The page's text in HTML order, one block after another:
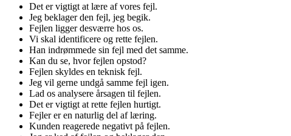
Det er vigtigt at lære af vores fejl.
Jeg beklager den fejl, jeg begik.
Fejlen ligger desværre hos os.
Vi skal identificere og rette fejlen.
Han indrømmede sin fejl med det samme.
Kan du se, hvor fejlen opstod?
Fejlen skyldes en teknisk fejl.
Jeg vil gerne undgå samme fejl igen.
Lad os analysere årsagen til fejlen.
Det er vigtigt at rette fejlen hurtigt.
Fejler er en naturlig del af læring.
Kunden reagerede negativt på fejlen.